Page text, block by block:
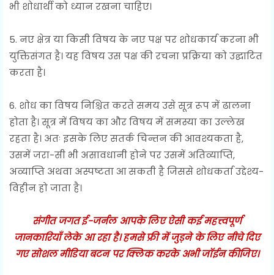
भी शोधार्थी को ध्यान रखना चाहिए।
5. नए क्षेत्र या किसी विषय के नए पक्ष पर शोधकार्य करना भी
युक्तिसंगत है। यह विषय उस पक्ष की रचना प्रक्रिया को उद्घाटित
करता है।
6. शोध का विषय निश्चित करते समय उसे सूत्र रूप में ढालना
होता है। सूत्र में विषय का और विषय में समस्या का उल्लेख
रहता है। अतः इसके लिए सतर्क चिन्तन की आवश्यकता है,
उसमें जरा-सी भी असावधानी होने पर उसमें अतिव्याप्ति,
अव्याप्ति अथवा अस्पष्टता आ सकती है जिससे शोधकर्ता उद्देश्य-
विहीन हो जाता है।
संगीत जगत ई-जर्नल आपके लिए ऐसी कई महत्त्वपूर्ण
जानकारियाँ लेके आ रहा है। हमसे फ्री में जुड़ने के लिए नीचे दिए
गए सोशल मीडिया बटन पर क्लिक करके अभी जॉईन कीजिए।